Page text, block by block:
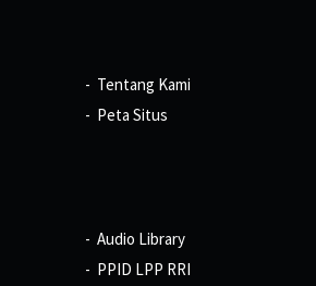
Tentang Kami
Peta Situs
Audio Library
PPID LPP RRI